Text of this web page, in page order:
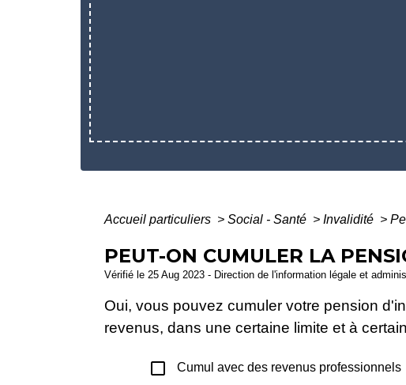
Accueil particuliers > Social - Santé > Invalidité >
PEUT-ON CUMULER LA
Vérifié le 25 Aug 2023 - Direction de l'information légale et
Oui, vous pouvez cumuler votre pension
revenus, dans une certaine limite et à
check_box_outline_blank Cumul avec des revenus professionnels